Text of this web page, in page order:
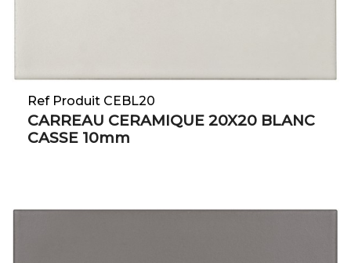
Ref Produit CEBL20
CARREAU CERAMIQUE 20X20 BLANC
CASSE 10mm